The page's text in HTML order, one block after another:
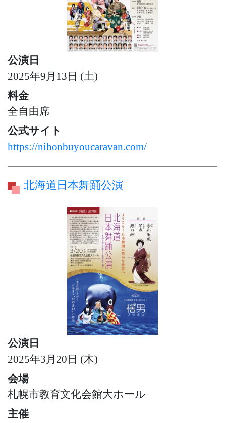
公演日
2025年9月13日 (土)
料金
全自由席
公式サイト
https://nihonbuyoucaravan.com/
北海道日本舞踊公演
公演日
2025年3月20日 (木)
会場
札幌市教育文化会館大ホール
主催